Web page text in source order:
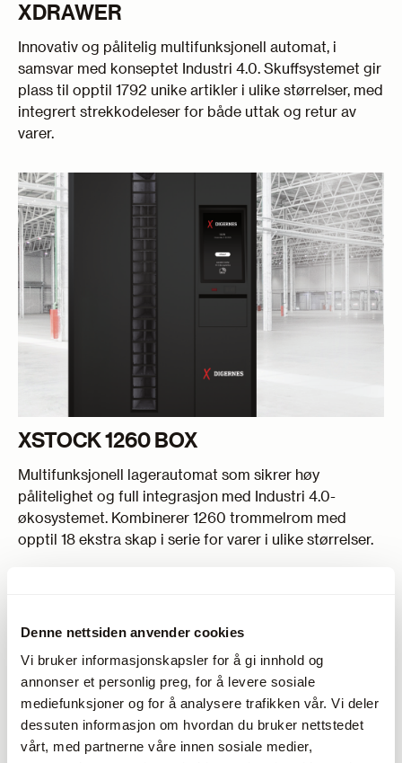
Denne nettsiden anvender cookies
Vi bruker informasjonskapsler for å gi innhold og
annonser et personlig preg, for å levere sosiale
mediefunksjoner og for å analysere trafikken vår. Vi deler
dessuten informasjon om hvordan du bruker nettstedet
vårt, med partnerne våre innen sosiale medier,
XDRAWER
Innovativ og pålitelig multifunksjonell automat, i
samsvar med konseptet Industri 4.0. Skuffsystemet gir
plass til opptil 1792 unike artikler i ulike størrelser, med
integrert strekkodeleser for både uttak og retur av
varer.
XSTOCK 1260 BOX
Multifunksjonell lagerautomat som sikrer høy
pålitelighet og full integrasjon med Industri 4.0-
økosystemet. Kombinerer 1260 trommelrom med
opptil 18 ekstra skap i serie for varer i ulike størrelser.